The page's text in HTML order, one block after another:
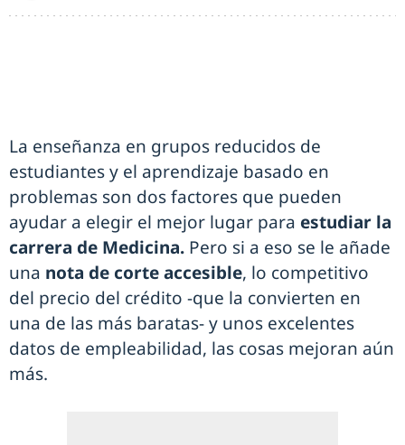
La enseñanza en grupos reducidos de
estudiantes y el aprendizaje basado en
problemas son dos factores que pueden
ayudar a elegir el mejor lugar para estudiar la
carrera de Medicina. Pero si a eso se le añade
una nota de corte accesible, lo competitivo
del precio del crédito -que la convierten en
una de las más baratas- y unos excelentes
datos de empleabilidad, las cosas mejoran aún
más.